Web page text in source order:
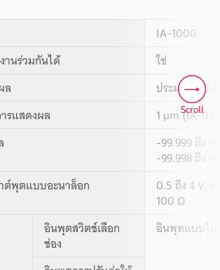
IA-1000
านร่วมกันได้
ใช่
ล
ประมาณ 10
รแสดงผล
1 µm (IA-
-99.999 ถึง
-99.998 ถึง
ต์พุตแบบอะนาล็อก
0.5 ถึง 4 V,
100 Ω
อินพุตสวิตช์เลือก
ช่อง
อินพุทแบบไ
Scroll